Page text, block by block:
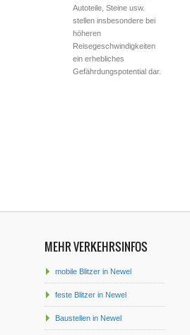
Autoteile, Steine usw.
stellen insbesondere bei
höheren
Reisegeschwindigkeiten
ein erhebliches
Gefährdungspotential dar.
MEHR VERKEHRSINFOS
mobile Blitzer in Newel
feste Blitzer in Newel
Baustellen in Newel